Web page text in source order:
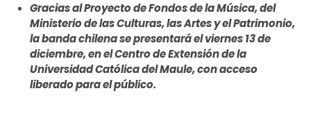
Gracias al Proyecto de Fondos de la Música, del
Ministerio de las Culturas, las Artes y el Patrimonio,
la banda chilena se presentará el viernes 13 de
diciembre, en el Centro de Extensión de la
Universidad Católica del Maule, con acceso
liberado para el público.